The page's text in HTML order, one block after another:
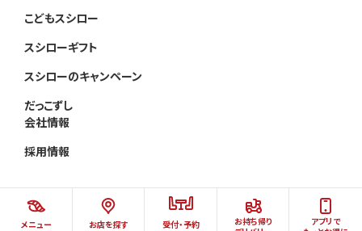
メニュー お店を探す 受付・予約
お持ち帰り
アプリで
こどもスシロー
スシローギフト
スシローのキャンペーン
だっこずし
会社情報
採用情報
©AKINDO SUSHIRO CO.,LTD.ALL RIGHTS RESERVED.